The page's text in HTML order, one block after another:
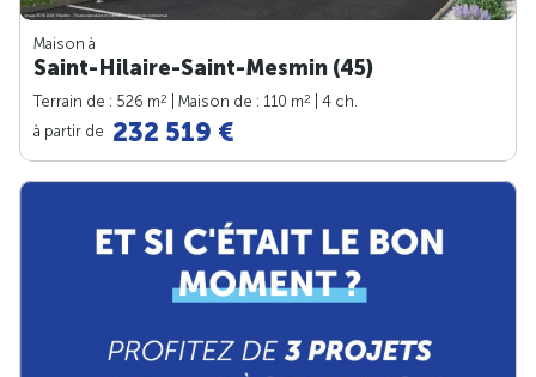
Maison à
Saint-Hilaire-Saint-Mesmin (45)
Terrain de : 526 m2 | Maison de : 110 m2
| 4 ch.
à partir de 232 519 €